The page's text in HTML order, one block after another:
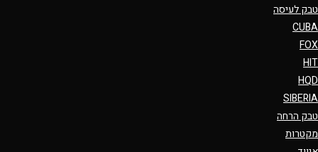
טבק לעיסה
CUBA
FOX
HIT
HQD
SIBERIA
טבק הרחה
מקטרות